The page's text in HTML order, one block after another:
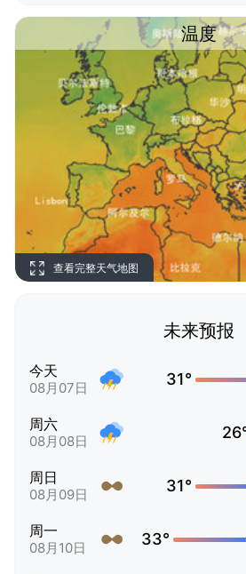
温度
查看完整天气地图
未来预报
今天
08月07日 31°
周六
08月08日
周日
08月09日 31°
周一
08月10日 33°